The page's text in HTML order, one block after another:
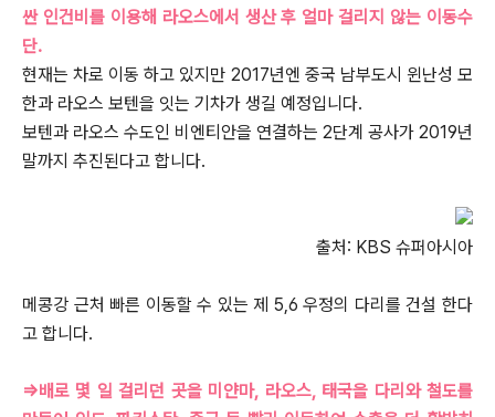
싼 인건비를 이용해 라오스에서 생산 후 얼마 걸리지 않는 이동수
단.
현재는 차로 이동 하고 있지만 2017년엔 중국 남부도시 윈난성 모
한과 라오스 보텐을 잇는 기차가 생길 예정입니다.
보텐과 라오스 수도인 비엔티안을 연결하는 2단계 공사가 2019년
말까지 추진된다고 합니다.
출처: KBS 슈퍼아시아
메콩강 근처 빠른 이동할 수 있는 제 5,6 우정의 다리를 건설 한다
고 합니다.
=>배로 몇 일 걸리던 곳을 미얀마, 라오스, 태국을 다리와 철도를